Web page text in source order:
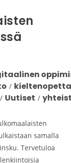
/
/ Uutiset /
samalla
Tervetuloa